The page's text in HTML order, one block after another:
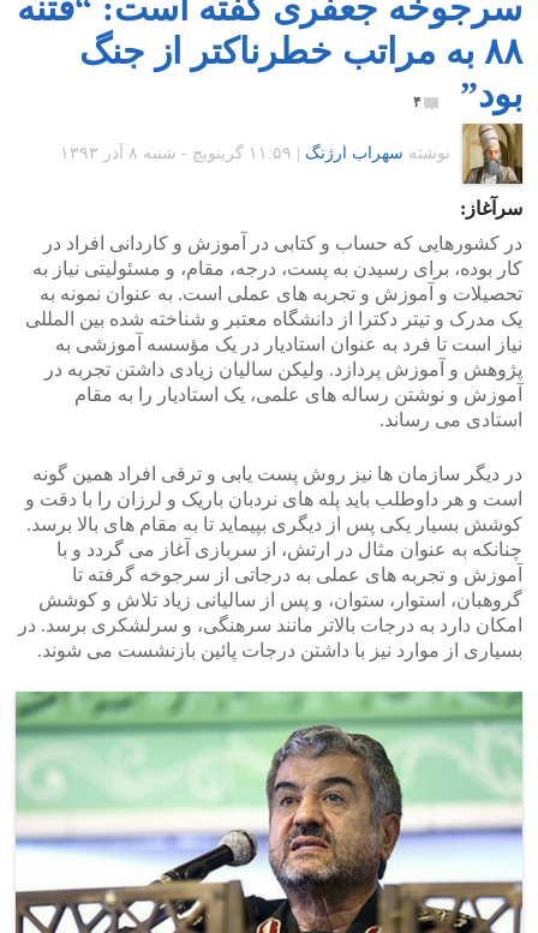
۸۸ به مراتب خطرناکتر از جنگ
بود”
۴
نوشته سهراب ارژنگ ۱۱:۵۹ گرينويچ - شنبه ۸ آذر ۱۳۹۳
سرآغاز:
در کشورهایی که حساب و کتابی در آموزش و کاردانی افراد در
کار بوده، برای رسیدن به پست، درجه، مقام، و مسئولیتی نیاز به
تحصیلات و آموزش و تجربه های عملی است. به عنوان نمونه به
یک مدرک و تیتر دکترا از دانشگاه معتبر و شناخته شده بین المللی
نیاز است تا فرد به عنوان استادیار در یک مؤسسه آموزشی به
پژوهش و آموزش پردازد. ولیکن سالیان زیادی داشتن تجربه در
آموزش و نوشتن رساله های علمی، یک استادیار را به مقام
استادی می رساند.
در دیگر سازمان ها نیز روش پست یابی و ترقی افراد همین گونه
است و هر داوطلب باید پله های نردبان باریک و لرزان را با دقت و
کوشش بسیار یکی پس از دیگری بپیماید تا به مقام های بالا برسد.
چنانکه به عنوان مثال در ارتش، از سربازی آغاز می گردد و با
آموزش و تجربه های عملی به درجاتی از سرجوخه گرفته تا
گروهبان، استوار، ستوان، و پس از سالیانی زیاد تلاش و کوشش
امکان دارد به درجات بالاتر مانند سرهنگی، و سرلشکری برسد. در
بسیاری از موارد نیز با داشتن درجات پائین بازنشست می شوند.